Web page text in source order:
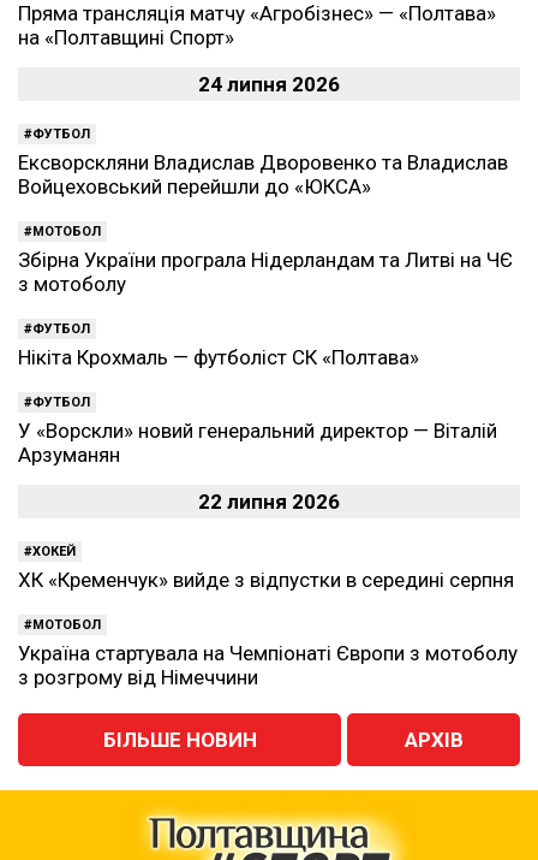
Пряма трансляція матчу «Агробізнес» — «Полтава»
на «Полтавщині Спорт»
24 липня 2026
ФУТБОЛ
Ексворскляни Владислав Дворовенко та Владислав
Войцеховський перейшли до «ЮКСА»
МОТОБОЛ
Збірна України програла Нідерландам та Литві на ЧЄ
з мотоболу
ФУТБОЛ
Нікіта Крохмаль — футболіст СК «Полтава»
ФУТБОЛ
У «Ворскли» новий генеральний директор — Віталій
Арзуманян
22 липня 2026
ХОКЕЙ
ХК «Кременчук» вийде з відпустки в середині серпня
МОТОБОЛ
Україна стартувала на Чемпіонаті Європи з мотоболу
з розгрому від Німеччини
БІЛЬШЕ НОВИН АРХІВ